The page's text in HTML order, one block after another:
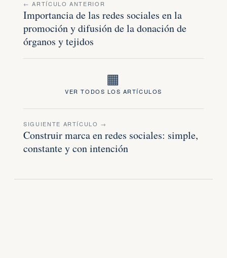
← ARTÍCULO ANTERIOR
Importancia de las redes sociales en la
promoción y difusión de la donación de
órganos y tejidos
▦
VER TODOS LOS ARTÍCULOS
SIGUIENTE ARTÍCULO →
Construir marca en redes sociales: simple,
constante y con intención